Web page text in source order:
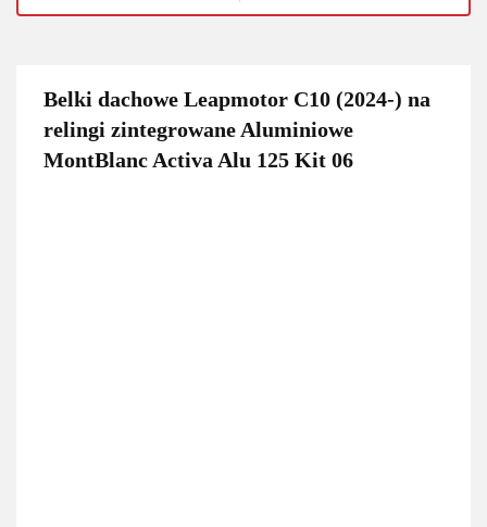
Belki dachowe Leapmotor C10 (2024-) na
relingi zintegrowane Aluminiowe
MontBlanc Activa Alu 125 Kit 06